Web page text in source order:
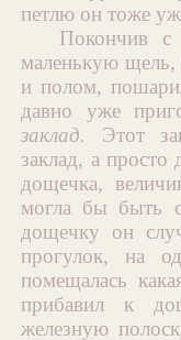
петлю он тоже
Покончив
маленькую
и полом,
давно уже
заклад.
Этот
заклад, а просто
дощечка,
могла бы быть
дощечку он
прогулок, на
помещалась
прибавил к
железную